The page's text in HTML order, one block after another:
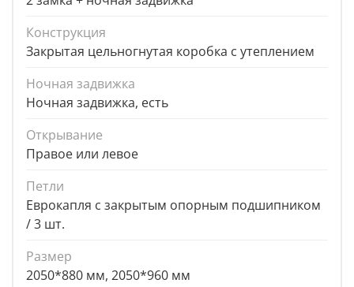
Конструкция
Закрытая цельногнутая коробка с утеплением
Ночная задвижка
Ночная задвижка, есть
Открывание
Правое или левое
Петли
Еврокапля с закрытым опорным подшипником
/ 3 шт.
Размер
2050*880 мм, 2050*960 мм